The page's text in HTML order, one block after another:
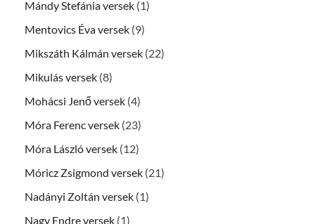
Mándy Stefánia versek (1)
Mentovics Éva versek (9)
Mikszáth Kálmán versek (22)
Mikulás versek (8)
Mohácsi Jenő versek (4)
Móra Ferenc versek (23)
Móra László versek (12)
Móricz Zsigmond versek (21)
Nadányi Zoltán versek (1)
Nagy Endre versek (1)